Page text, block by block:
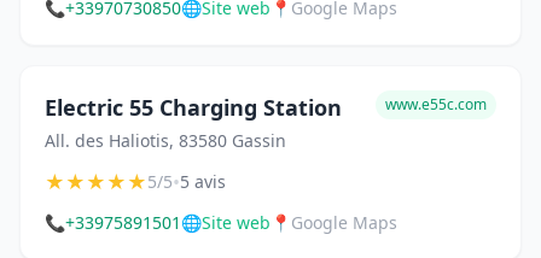
📞+33970730850🌐Site web 📍 Google Maps
Electric 55 Charging Station
All. des Haliotis, 83580 Gassin
www.e55c.com
★★★★★5/5•5 avis
📞+33975891501 🌐Site web 📍 Google Maps